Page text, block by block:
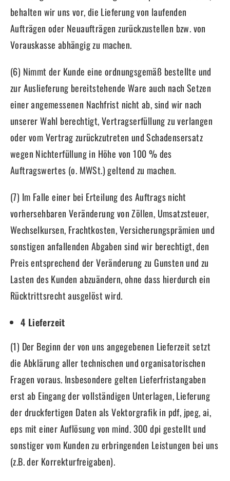
behalten wir uns vor, die Lieferung von laufenden
Aufträgen oder Neuaufträgen zurückzustellen bzw. von
Vorauskasse abhängig zu machen.
(6) Nimmt der Kunde eine ordnungsgemäß bestellte und
zur Auslieferung bereitstehende Ware auch nach Setzen
einer angemessenen Nachfrist nicht ab, sind wir nach
unserer Wahl berechtigt, Vertragserfüllung zu verlangen
oder vom Vertrag zurückzutreten und Schadensersatz
wegen Nichterfüllung in Höhe von 100 % des
Auftragswertes (o. MWSt.) geltend zu machen.
(7) Im Falle einer bei Erteilung des Auftrags nicht
vorhersehbaren Veränderung von Zöllen, Umsatzsteuer,
Wechselkursen, Frachtkosten, Versicherungsprämien und
sonstigen anfallenden Abgaben sind wir berechtigt, den
Preis entsprechend der Veränderung zu Gunsten und zu
Lasten des Kunden abzuändern, ohne dass hierdurch ein
Rücktrittsrecht ausgelöst wird.
4 Lieferzeit
(1) Der Beginn der von uns angegebenen Lieferzeit setzt
die Abklärung aller technischen und organisatorischen
Fragen voraus. Insbesondere gelten Lieferfristangaben
erst ab Eingang der vollständigen Unterlagen, Lieferung
der druckfertigen Daten als Vektorgrafik in pdf, jpeg, ai,
eps mit einer Auflösung von mind. 300 dpi gestellt und
sonstiger vom Kunden zu erbringenden Leistungen bei uns
(z.B. der Korrekturfreigaben).